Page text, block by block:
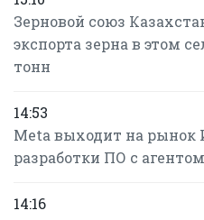
Зерновой союз
экспорта зерна в этом
тонн
14:53
Meta выходит на
разработки ПО с
14:16